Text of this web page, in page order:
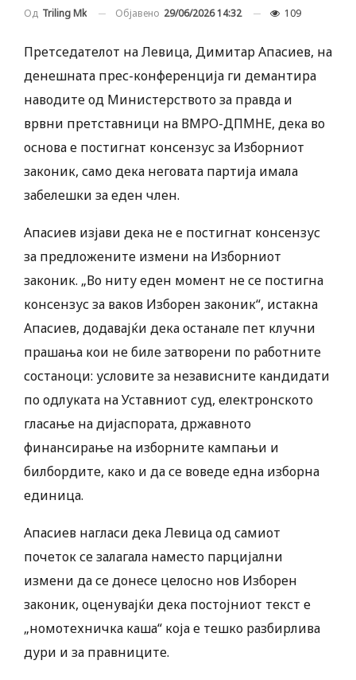
Од Triling Mk Објавено 29/06/2026 14:32 109
Претседателот на Левица, Димитар Апасиев, на
денешната прес-конференција ги демантира
наводите од Министерството за правда и
врвни претставници на ВМРО-ДПМНЕ, дека во
основа е постигнат консензус за Изборниот
законик, само дека неговата партија имала
забелешки за еден член.
Апасиев изјави дека не е постигнат консензус
за предложените измени на Изборниот
законик. „Во ниту еден момент не се постигна
консензус за ваков Изборен законик“, истакна
Апасиев, додавајќи дека останале пет клучни
прашања кои не биле затворени по работните
состаноци: условите за независните кандидати
по одлуката на Уставниот суд, електронското
гласање на дијаспората, државното
финансирање на изборните кампањи и
билбордите, како и да се воведе една изборна
единица.
Апасиев нагласи дека Левица од самиот
почеток се залагала наместо парцијални
измени да се донесе целосно нов Изборен
законик, оценувајќи дека постојниот текст е
„номотехничка каша“ која е тешко разбирлива
дури и за правниците.